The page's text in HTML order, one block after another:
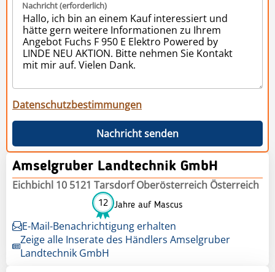
Nachricht (erforderlich)
Datenschutzbestimmungen
Nachricht senden
Amselgruber Landtechnik GmbH
Eichbichl 10 5121 Tarsdorf Oberösterreich Österreich
12 Jahre auf Mascus
E-Mail-Benachrichtigung erhalten
Zeige alle Inserate des Händlers Amselgruber
Landtechnik GmbH